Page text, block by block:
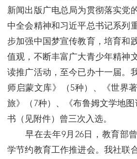
新闻出版广电总局为贯彻落实党
中全会精神和习近平总书记系列
步加强中国梦宣传教育，培育和
值观，不断丰富广大青少年精神
读推广活动，至今已办十一届。
师启蒙文库》（5种）、《世界
旅》（7种）、《布鲁姆文学地图
书（见附件）曾三次入选。
早在去年9月26日，教育部曾
学节约教育工作推进会。我社联